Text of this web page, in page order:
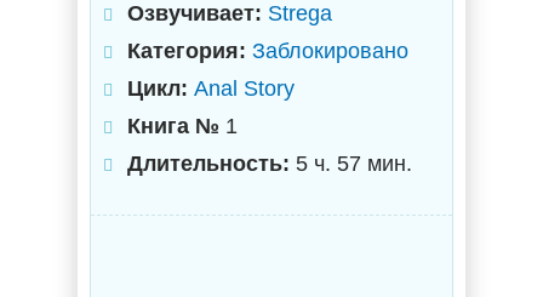
Озвучивает: Strega
Категория: Заблокировано
Цикл: Anal Story
Книга № 1
Длительность: 5 ч. 57 мин.